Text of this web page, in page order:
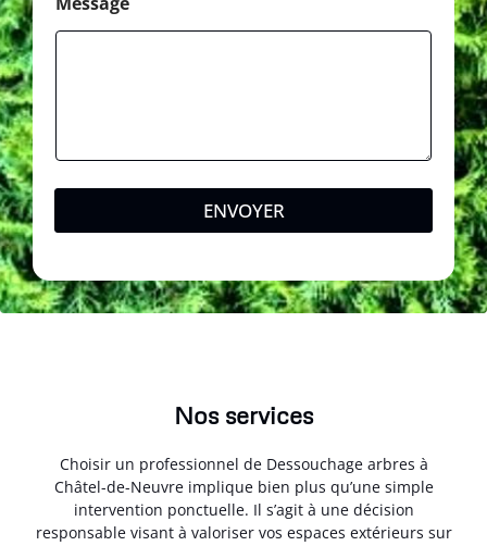
ENVOYER
Nos services
Choisir un professionnel de Dessouchage arbres à
Châtel-de-Neuvre implique bien plus qu’une simple
intervention ponctuelle. Il s’agit à une décision
responsable visant à valoriser vos espaces extérieurs sur